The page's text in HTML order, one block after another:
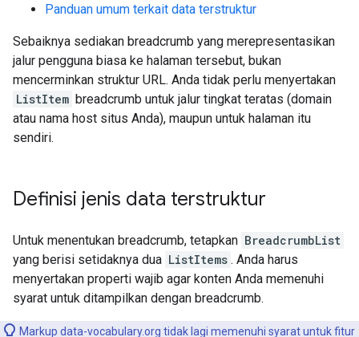
Panduan umum terkait data terstruktur
Sebaiknya sediakan breadcrumb yang merepresentasikan
jalur pengguna biasa ke halaman tersebut, bukan
mencerminkan struktur URL. Anda tidak perlu menyertakan
ListItem breadcrumb untuk jalur tingkat teratas (domain
atau nama host situs Anda), maupun untuk halaman itu
sendiri.
Definisi jenis data terstruktur
Untuk menentukan breadcrumb, tetapkan BreadcrumbList
yang berisi setidaknya dua ListItems . Anda harus
menyertakan properti wajib agar konten Anda memenuhi
syarat untuk ditampilkan dengan breadcrumb.
Markup data-vocabulary.org tidak lagi memenuhi syarat untuk fitur